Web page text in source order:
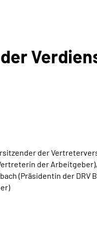
der
der
(Präsidentin der